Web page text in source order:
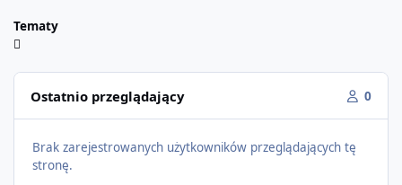
Tematy
Ostatnio przeglądający 0
Brak zarejestrowanych użytkowników przeglądających tę
stronę.